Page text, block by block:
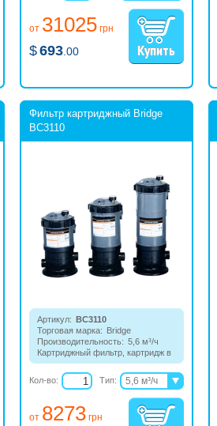
от 31025 грн
$693 .00
31 м³/ч
43 м³/ч
56 м³/ч
Фильтр картриджный Bridge
BC3110
Артикул: BC3110
Торговая марка: Bridge
Производительность: 5,6 м³/ч
Картриджный фильтр, картридж в
комплекте.
от 8273 грн
Кол-во: Тип:
5,6 м³/ч
11,3 м³/ч